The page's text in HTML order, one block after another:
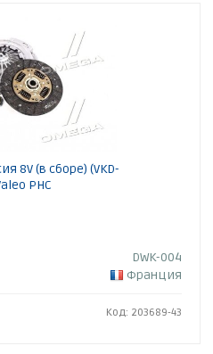
8V (в сборе) (VKD-
PHC
DWK-004
Франция
Код: 203689-43